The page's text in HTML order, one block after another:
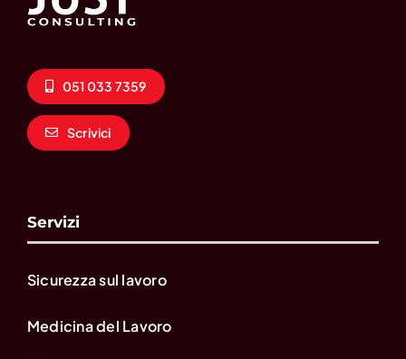
051 033 7359
Scrivici
Servizi
Sicurezza sul lavoro
Medicina del Lavoro